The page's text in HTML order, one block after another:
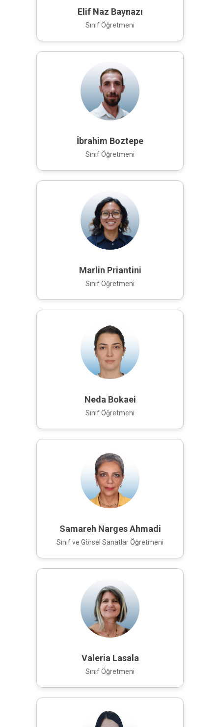
Elif Naz Baynazı
Sınıf Öğretmeni
İbrahim Boztepe
Sınıf Öğretmeni
Marlin Priantini
Sınıf Öğretmeni
Neda Bokaei
Sınıf Öğretmeni
Samareh Narges Ahmadi
Sınıf ve Görsel Sanatlar Öğretmeni
Valeria Lasala
Sınıf Öğretmeni